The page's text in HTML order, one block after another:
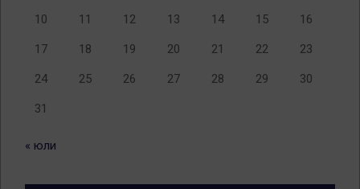
10 11 12 13 14 15 16
17 18 19 20 21 22 23
24 25 26 27 28 29 30
31
« юли